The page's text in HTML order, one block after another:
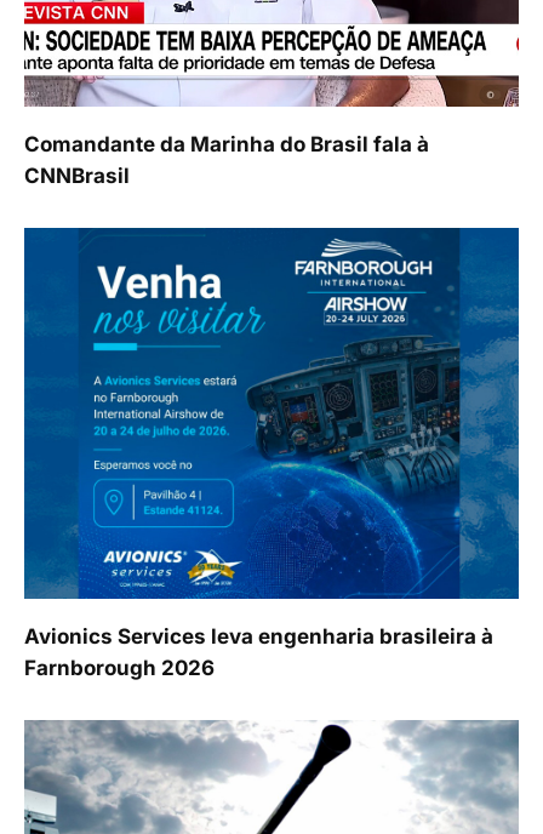
Comandante da Marinha do Brasil fala à
CNNBrasil
Avionics Services leva engenharia brasileira à
Farnborough 2026